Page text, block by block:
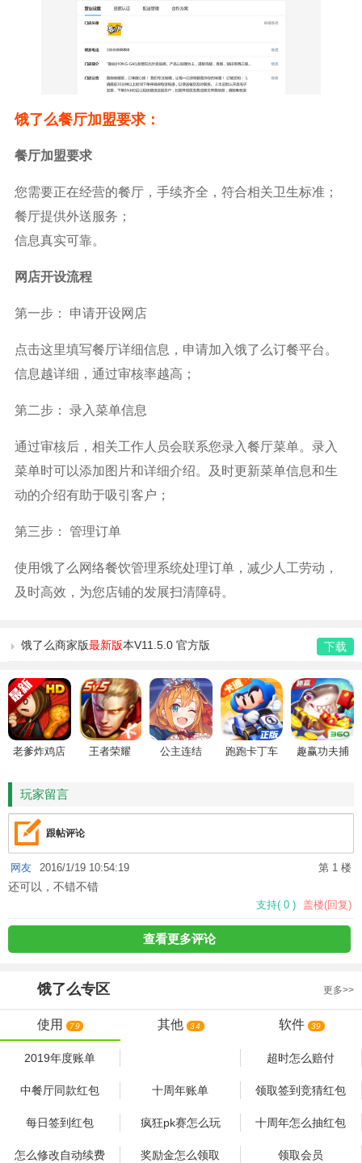
饿了么餐厅加盟要求：
餐厅加盟要求
您需要正在经营的餐厅，手续齐全，符合相关卫生标准；
餐厅提供外送服务；
信息真实可靠。
网店开设流程
第一步： 申请开设网店
点击这里填写餐厅详细信息，申请加入饿了么订餐平台。
信息越详细，通过审核率越高；
第二步： 录入菜单信息
通过审核后，相关工作人员会联系您录入餐厅菜单。录入
菜单时可以添加图片和详细介绍。及时更新菜单信息和生
动的介绍有助于吸引客户；
第三步： 管理订单
使用饿了么网络餐饮管理系统处理订单，减少人工劳动，
及时高效，为您店铺的发展扫清障碍。
饿了么商家版最新版本V11.5.0 官方版 下载
老爹炸鸡店
王者荣耀 公主连结 跑跑卡丁车
趣赢功夫捕
玩家留言
跟帖评论
第 1 楼
网友 2016/1/19 10:54:19
还可以，不错不错
支持( 0 ) 盖楼(回复)
查看更多评论
饿了么专区 更多>>
使用 79 其他 34 软件 39
2019年度账单 超时怎么赔付
中餐厅同款红包 十周年账单 领取签到竞猜红包
每日签到红包 疯狂pk赛怎么玩 十周年怎么抽红包
怎么修改自动续费 奖励金怎么领取 领取会员